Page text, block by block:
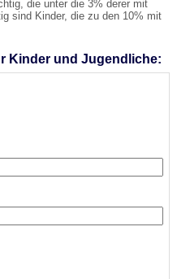
die unter die 3% derer mit
sind Kinder, die zu den 10% mit
Kinder und Jugendliche: